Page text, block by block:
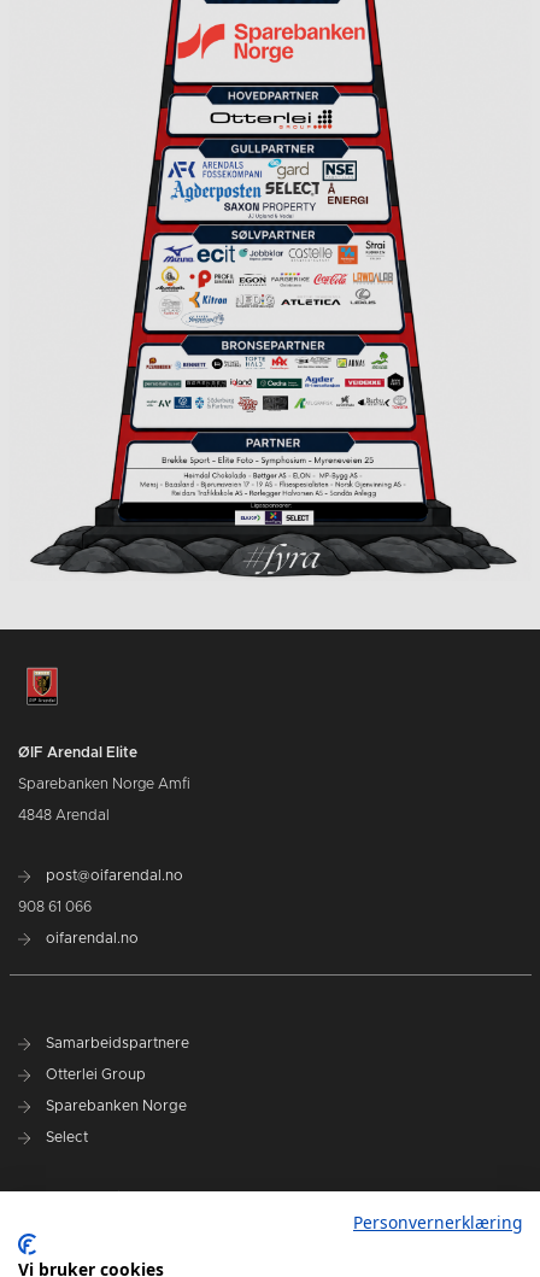
ØIF Arendal Elite
Sparebanken Norge Amfi
4848 Arendal
post@oifarendal.no
908 61 066
oifarendal.no
Samarbeidspartnere
Otterlei Group
Sparebanken Norge
Select
Spillerstall
Personvernerklæring
Vi bruker cookies